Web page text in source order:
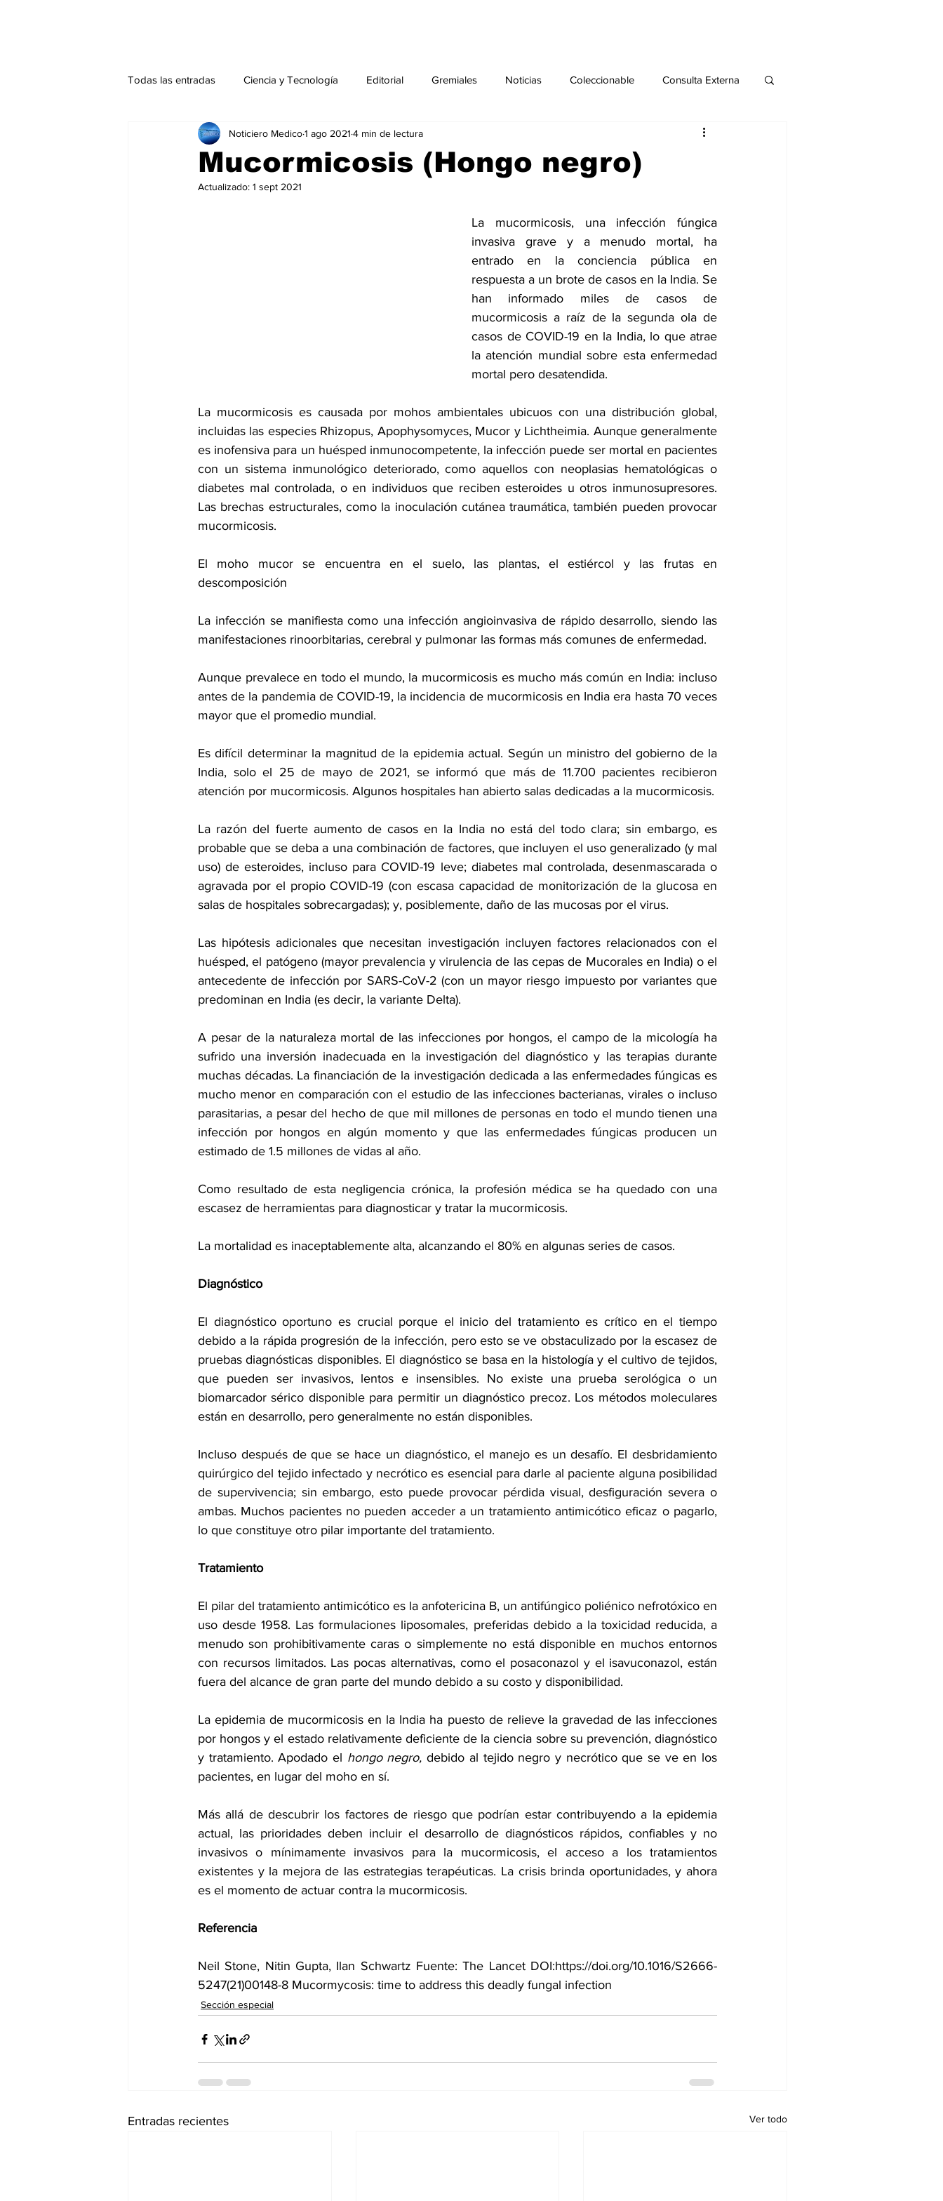
Todas las entradas Ciencia y Tecnología Editorial Gremiales Noticias Coleccionable Consulta Externa
Actualidad Salud Mental Agenda Sección especial Publicaciones
Endocrinología Actualidad especial
Gremiales especial Noticias especial Salud Mental especial
Publicaciones especial dia mundial de la diabetes
Mucormicosis (Hongo negro)
Noticiero Medico1 ago 2021 4 min de lectura
Actualizado: 1 sept 2021
La mucormicosis, una infección fúngica
invasiva grave y a menudo mortal, ha
entrado en la conciencia pública en
respuesta a un brote de casos en la India. Se
han informado miles de casos de
mucormicosis a raíz de la segunda ola de
casos de COVID-19 en la India, lo que atrae
la atención mundial sobre esta enfermedad
mortal pero desatendida.
La mucormicosis es causada por mohos ambientales ubicuos con una distribución global,
incluidas las especies Rhizopus, Apophysomyces, Mucor y Lichtheimia. Aunque generalmente
es inofensiva para un huésped inmunocompetente, la infección puede ser mortal en pacientes
con un sistema inmunológico deteriorado, como aquellos con neoplasias hematológicas o
diabetes mal controlada, o en individuos que reciben esteroides u otros inmunosupresores.
Las brechas estructurales, como la inoculación cutánea traumática, también pueden provocar
mucormicosis.
El moho mucor se encuentra en el suelo, las plantas, el estiércol y las frutas en
descomposición
La infección se manifiesta como una infección angioinvasiva de rápido desarrollo, siendo las
manifestaciones rinoorbitarias, cerebral y pulmonar las formas más comunes de enfermedad.
Aunque prevalece en todo el mundo, la mucormicosis es mucho más común en India: incluso
antes de la pandemia de COVID-19, la incidencia de mucormicosis en India era hasta 70 veces
mayor que el promedio mundial.
Es difícil determinar la magnitud de la epidemia actual. Según un ministro del gobierno de la
India, solo el 25 de mayo de 2021, se informó que más de 11.700 pacientes recibieron
atención por mucormicosis. Algunos hospitales han abierto salas dedicadas a la mucormicosis.
La razón del fuerte aumento de casos en la India no está del todo clara; sin embargo, es
probable que se deba a una combinación de factores, que incluyen el uso generalizado (y mal
uso) de esteroides, incluso para COVID-19 leve; diabetes mal controlada, desenmascarada o
agravada por el propio COVID-19 (con escasa capacidad de monitorización de la glucosa en
salas de hospitales sobrecargadas); y, posiblemente, daño de las mucosas por el virus.
Las hipótesis adicionales que necesitan investigación incluyen factores relacionados con el
huésped, el patógeno (mayor prevalencia y virulencia de las cepas de Mucorales en India) o el
antecedente de infección por SARS-CoV-2 (con un mayor riesgo impuesto por variantes que
predominan en India (es decir, la variante Delta).
A pesar de la naturaleza mortal de las infecciones por hongos, el campo de la micología ha
sufrido una inversión inadecuada en la investigación del diagnóstico y las terapias durante
muchas décadas. La financiación de la investigación dedicada a las enfermedades fúngicas es
mucho menor en comparación con el estudio de las infecciones bacterianas, virales o incluso
parasitarias, a pesar del hecho de que mil millones de personas en todo el mundo tienen una
infección por hongos en algún momento y que las enfermedades fúngicas producen un
estimado de 1.5 millones de vidas al año.
Como resultado de esta negligencia crónica, la profesión médica se ha quedado con una
escasez de herramientas para diagnosticar y tratar la mucormicosis.
La mortalidad es inaceptablemente alta, alcanzando el 80% en algunas series de casos.
Diagnóstico
El diagnóstico oportuno es crucial porque el inicio del tratamiento es crítico en el tiempo
debido a la rápida progresión de la infección, pero esto se ve obstaculizado por la escasez de
pruebas diagnósticas disponibles. El diagnóstico se basa en la histología y el cultivo de tejidos,
que pueden ser invasivos, lentos e insensibles. No existe una prueba serológica o un
biomarcador sérico disponible para permitir un diagnóstico precoz. Los métodos moleculares
están en desarrollo, pero generalmente no están disponibles.
Incluso después de que se hace un diagnóstico, el manejo es un desafío. El desbridamiento
quirúrgico del tejido infectado y necrótico es esencial para darle al paciente alguna posibilidad
de supervivencia; sin embargo, esto puede provocar pérdida visual, desfiguración severa o
ambas. Muchos pacientes no pueden acceder a un tratamiento antimicótico eficaz o pagarlo,
lo que constituye otro pilar importante del tratamiento.
Tratamiento
El pilar del tratamiento antimicótico es la anfotericina B, un antifúngico poliénico nefrotóxico en
uso desde 1958. Las formulaciones liposomales, preferidas debido a la toxicidad reducida, a
menudo son prohibitivamente caras o simplemente no está disponible en muchos entornos
con recursos limitados. Las pocas alternativas, como el posaconazol y el isavuconazol, están
fuera del alcance de gran parte del mundo debido a su costo y disponibilidad.
La epidemia de mucormicosis en la India ha puesto de relieve la gravedad de las infecciones
por hongos y el estado relativamente deficiente de la ciencia sobre su prevención, diagnóstico
y tratamiento. Apodado el hongo negro, debido al tejido negro y necrótico que se ve en los
pacientes, en lugar del moho en sí.
Más allá de descubrir los factores de riesgo que podrían estar contribuyendo a la epidemia
actual, las prioridades deben incluir el desarrollo de diagnósticos rápidos, confiables y no
invasivos o mínimamente invasivos para la mucormicosis, el acceso a los tratamientos
existentes y la mejora de las estrategias terapéuticas. La crisis brinda oportunidades, y ahora
es el momento de actuar contra la mucormicosis.
Referencia
Neil Stone, Nitin Gupta, Ilan Schwartz Fuente: The Lancet DOI:https://doi.org/10.1016/S2666-
5247(21)00148-8 Mucormycosis: time to address this deadly fungal infection
Sección especial
Entradas recientes Ver todo